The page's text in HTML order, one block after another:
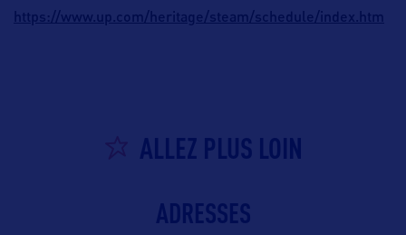
https://www.up.com/heritage/steam/schedule/index.htm
ALLEZ PLUS LOIN
ADRESSES